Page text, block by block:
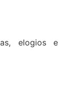
elogios e